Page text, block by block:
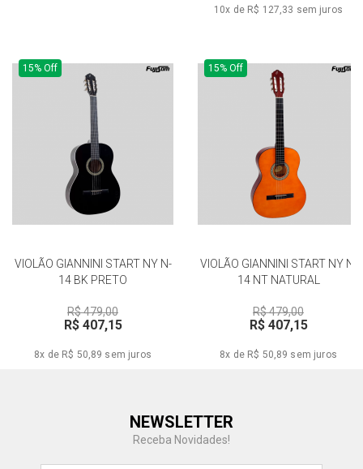
10x de R$ 127,33 sem juros
15% Off
VIOLÃO GIANNINI START NY N-
14 BK PRETO
R$ 479,00
R$ 407,15
8x de R$ 50,89 sem juros
15% Off
VIOLÃO GIANNINI START NY N-
14 NT NATURAL
R$ 479,00
R$ 407,15
8x de R$ 50,89 sem juros
NEWSLETTER
Receba Novidades!